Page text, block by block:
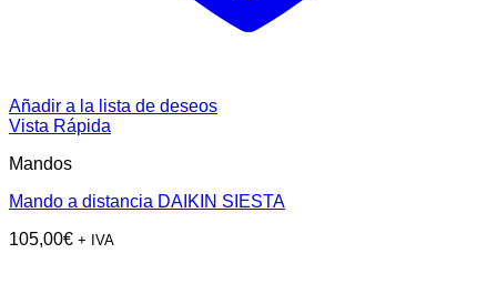
Añadir a la lista de deseos
Vista Rápida
Mandos
Mando a distancia DAIKIN SIESTA
105,00€ + IVA